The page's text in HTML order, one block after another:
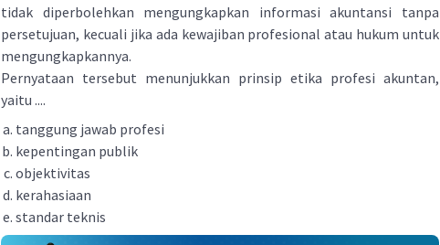
tidak diperbolehkan mengungkapkan informasi akuntansi tanpa
persetujuan, kecuali jika ada kewajiban profesional atau hukum untuk
mengungkapkannya.
Pernyataan tersebut menunjukkan prinsip etika profesi akuntan,
yaitu ....
tanggung jawab profesi
kepentingan publik
objektivitas
kerahasiaan
standar teknis